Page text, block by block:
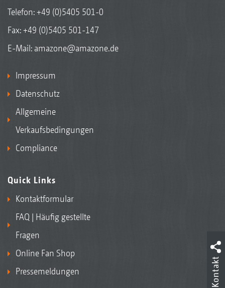
Telefon:+49 (0)5405 501-0
Fax: +49 (0)5405 501-147
E-Mail: amazone@amazone.de
Impressum
Datenschutz
Allgemeine
Verkaufsbedingungen
Compliance
Quick Links
Kontaktformular
FAQ | Häufig gestellte
Fragen
Online Fan Shop
Pressemeldungen
Kontakt